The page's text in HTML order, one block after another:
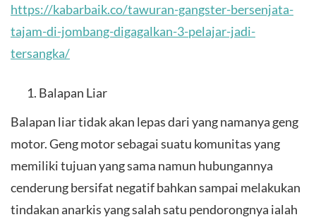
https://kabarbaik.co/tawuran-gangster-bersenjata-
tajam-di-jombang-digagalkan-3-pelajar-jadi-
tersangka/
Balapan Liar
Balapan liar tidak akan lepas dari yang namanya geng
motor. Geng motor sebagai suatu komunitas yang
memiliki tujuan yang sama namun hubungannya
cenderung bersifat negatif bahkan sampai melakukan
tindakan anarkis yang salah satu pendorongnya ialah